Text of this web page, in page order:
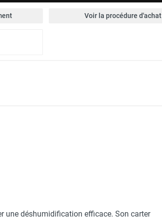
Voir la procédure d'achat
une déshumidification efficace. Son carter